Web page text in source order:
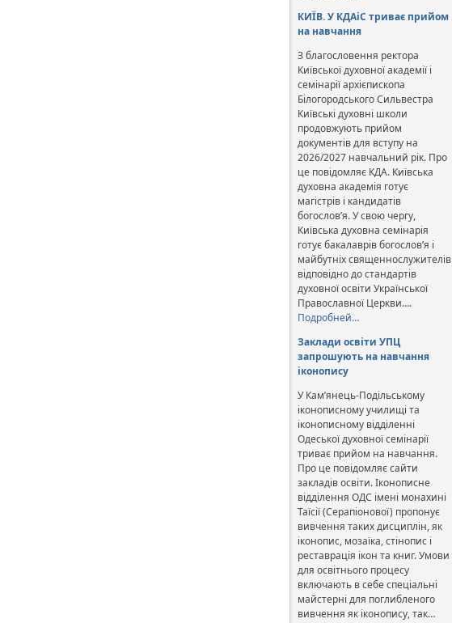
КИЇВ. У КДАіС триває прийом
на навчання
З благословення ректора
Київської духовної академії і
семінарії архієпископа
Білогородського Сильвестра
Київські духовні школи
продовжують прийом
документів для вступу на
2026/2027 навчальний рік. Про
це повідомляє КДА. Київська
духовна академія готує
магістрів і кандидатів
богослов’я. У свою чергу,
Київська духовна семінарія
готує бакалаврів богослов’я і
майбутніх священнослужителів
відповідно до стандартів
духовної освіти Української
Православної Церкви….
Подробней…
Заклади освіти УПЦ
запрошують на навчання
іконопису
У Кам’янець-Подільському
іконописному училищі та
іконописному відділенні
Одеської духовної семінарії
триває прийом на навчання.
Про це повідомляє сайти
закладів освіти. Іконописне
відділення ОДС імені монахині
Таїсії (Серапіонової) пропонує
вивчення таких дисциплін, як
іконопис, мозаїка, стінопис і
реставрація ікон та книг. Умови
для освітнього процесу
включають в себе спеціальні
майстерні для поглибленого
вивчення як іконопису, так…